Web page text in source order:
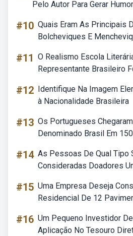
Pelo Autor Para Gerar Humor
#10 Quais Eram As Principais
Bolcheviques E
#11 O Realismo Escola
Representante Brasileiro
#12 Identifique Na Imagem
à Nacionalidade Brasileira
#13 Os Portugueses
Denominado Brasil Em
#14 As Pessoas De Qual Tipo
Consideradas Doadores
#15 Uma Empresa Deseja
Residencial De 12
#16 Um Pequeno Investidor
Aplicação No Tesouro